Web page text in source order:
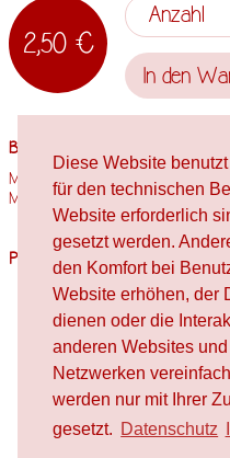
Diese Website
für den technischen
Website erforderlich
gesetzt werden.
den Komfort bei
Website erhöhen, der
dienen oder die
anderen Websites
Netzwerken
werden nur mit Ihrer
gesetzt. Datenschutz
2,50 €
Anzahl
In den
Beschreibung
Motivgröße: 12mm x 6mm
Materialien Holz,...mehr
Passende Produkte